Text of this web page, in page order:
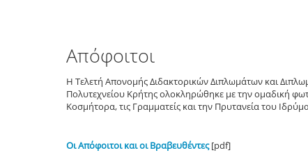
Απόφοιτοι
Η Τελετή Απονομής Διδακτορικών Διπλωμάτων και
Πολυτεχνείου Κρήτης ολοκληρώθηκε με την ομαδική
Κοσμήτορα, τις Γραμματείς και την Πρυτανεία του
Οι Απόφοιτοι και οι Βραβευθέντες[pdf]